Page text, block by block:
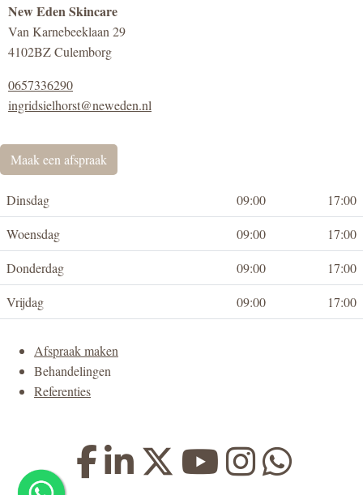
New Eden Skincare
Van Karnebeeklaan 29
4102BZ Culemborg
0657336290
ingridsielhorst@neweden.nl
Maak een afspraak
Dinsdag 09:00
17:00
Woensdag
09:00
17:00
Donderdag
09:00
17:00
Vrijdag
09:00 17:00
Afspraak maken
Behandelingen
Referenties